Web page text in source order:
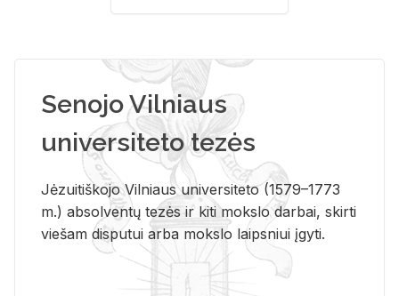
Senojo Vilniaus
universiteto tezės
Jėzuitiškojo Vilniaus universiteto (1579–1773
m.) absolventų tezės ir kiti mokslo darbai, skirti
viešam disputui arba mokslo laipsniui įgyti.